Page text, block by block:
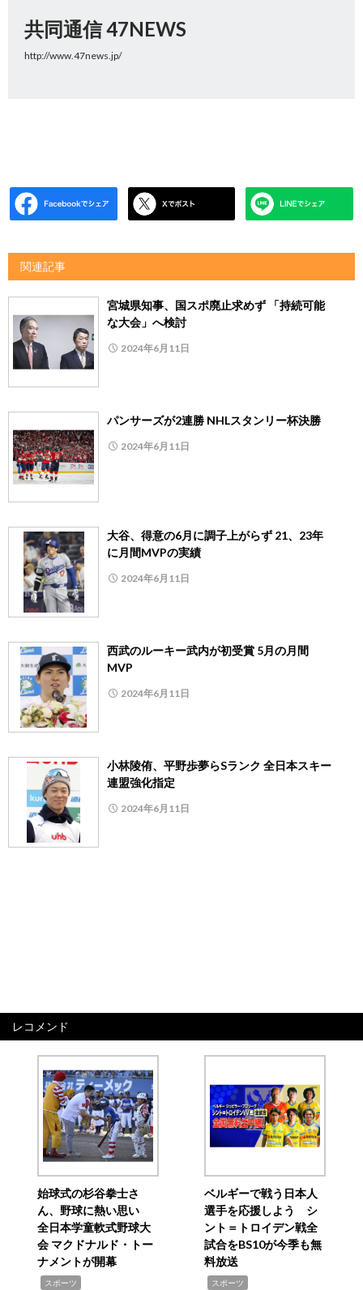
共同通信 47NEWS
http://www.47news.jp/
関連記事
宮城県知事、国スポ廃止求めず 「持続可能
な大会」へ検討
2024年6月11日
パンサーズが2連勝 NHLスタンリー杯決勝
2024年6月11日
大谷、得意の6月に調子上がらず 21、23年
に月間MVPの実績
2024年6月11日
西武のルーキー武内が初受賞 5月の月間
MVP
2024年6月11日
小林陵侑、平野歩夢らSランク 全日本スキー
連盟強化指定
2024年6月11日
レコメンド
始球式の杉谷拳士さ
ん、野球に熱い思い
全日本学童軟式野球大
会 マクドナルド・トー
ナメントが開幕
スポーツ
ベルギーで戦う日本人
選手を応援しよう シ
ント＝トロイデン戦全
試合をBS10が今季も無
料放送
スポーツ